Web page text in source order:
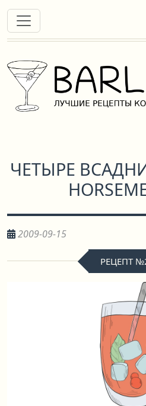
ЧЕТЫРЕ
2009-09-15
РЕЦЕПТ